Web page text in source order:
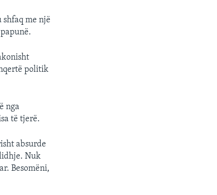
shfaq me një
politik
nga
të tjerë.
absurde
Nuk
Besomëni,